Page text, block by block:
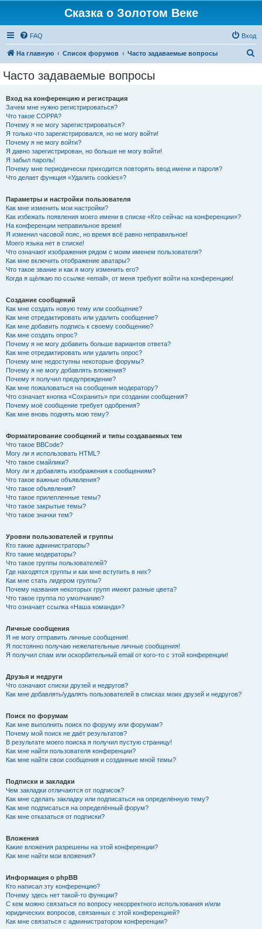
Сказка о Золотом Веке
FAQ Вход
На главную Список форумов Часто задаваемые вопросы
Часто задаваемые вопросы
Вход на конференцию и регистрация
Зачем мне нужно регистрироваться?
Что такое COPPA?
Почему я не могу зарегистрироваться?
Я только что зарегистрировался, но не могу войти!
Почему я не могу войти?
Я давно зарегистрирован, но больше не могу войти!
Я забыл пароль!
Почему мне периодически приходится повторять ввод имени и пароля?
Что делает функция «Удалить cookies»?
Параметры и настройки пользователя
Как мне изменить мои настройки?
Как избежать появления моего имени в списке «Кто сейчас на конференции»?
На конференции неправильное время!
Я изменил часовой пояс, но время всё равно неправильное!
Моего языка нет в списке!
Что означают изображения рядом с моим именем пользователя?
Как мне включить отображение аватары?
Что такое звание и как я могу изменить его?
Когда я щёлкаю по ссылке «email», от меня требуют войти на конференцию!
Создание сообщений
Как мне создать новую тему или сообщение?
Как мне отредактировать или удалить сообщение?
Как мне добавить подпись к своему сообщению?
Как мне создать опрос?
Почему я не могу добавить больше вариантов ответа?
Как мне отредактировать или удалить опрос?
Почему мне недоступны некоторые форумы?
Почему я не могу добавлять вложения?
Почему я получил предупреждение?
Как мне пожаловаться на сообщения модератору?
Что означает кнопка «Сохранить» при создании сообщения?
Почему моё сообщение требует одобрения?
Как мне вновь поднять мою тему?
Форматирование сообщений и типы создаваемых тем
Что такое BBCode?
Могу ли я использовать HTML?
Что такое смайлики?
Могу ли я добавлять изображения к сообщениям?
Что такое важные объявления?
Что такое объявления?
Что такое прилепленные темы?
Что такое закрытые темы?
Что такое значки тем?
Уровни пользователей и группы
Кто такие администраторы?
Кто такие модераторы?
Что такое группы пользователей?
Где находятся группы и как мне вступить в них?
Как мне стать лидером группы?
Почему названия некоторых групп имеют разные цвета?
Что такое группа по умолчанию?
Что означает ссылка «Наша команда»?
Личные сообщения
Я не могу отправить личные сообщения!
Я постоянно получаю нежелательные личные сообщения!
Я получил спам или оскорбительный email от кого-то с этой конференции!
Друзья и недруги
Что означают списки друзей и недругов?
Как мне добавлять/удалять пользователей в списках моих друзей и недругов?
Поиск по форумам
Как мне выполнить поиск по форуму или форумам?
Почему мой поиск не даёт результатов?
В результате моего поиска я получил пустую страницу!
Как мне найти пользователя конференции?
Как мне найти свои сообщения и созданные мной темы?
Подписки и закладки
Чем закладки отличаются от подписок?
Как мне сделать закладку или подписаться на определённую тему?
Как мне подписаться на определённый форум?
Как мне отказаться от подписки?
Вложения
Какие вложения разрешены на этой конференции?
Как мне найти мои вложения?
Информация о phpBB
Кто написал эту конференцию?
Почему здесь нет такой-то функции?
С кем можно связаться по вопросу некорректного использования и/или
юридических вопросов, связанных с этой конференцией?
Как мне связаться с администратором конференции?